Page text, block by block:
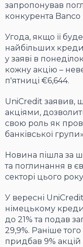
запропонував
конкурента
Угода, якщо її
найбільших
у заяві в
кожну акцію –
п'ятниці €6,644.
UniCredit заявив,
акціями,
свою роль як
банківської
Новина пішла за
та поглинання в
секторі цього
У вересні
німецькому
до 21% та подав
29,9%. Раніше
придбав 9%